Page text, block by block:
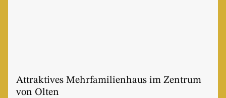
Attraktives Mehrfamilienhaus im Zentrum
von Olten